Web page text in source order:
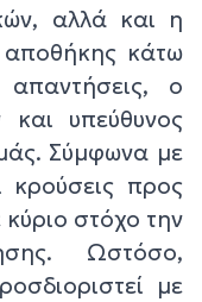
αλλά και η
κάτω
ο
και υπεύθυνος
Σύμφωνα με
κρούσεις προς
στόχο την
Ωστόσο,
με